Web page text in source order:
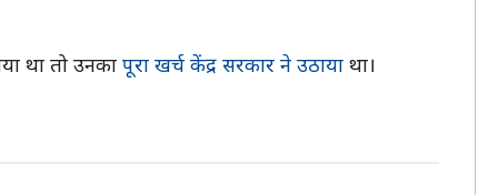
था तो उनका पूरा खर्च केंद्र सरकार ने उठाया था।